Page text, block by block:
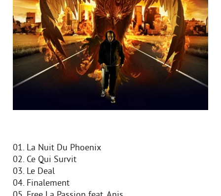
01. La Nuit Du Phoenix
02. Ce Qui Survit
03. Le Deal
04. Finalement